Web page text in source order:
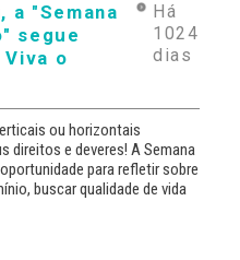
a "Semana
segue
o
Há
1024
dias
ou horizontais
direitos e deveres! A Semana
para refletir sobre
buscar qualidade de vida